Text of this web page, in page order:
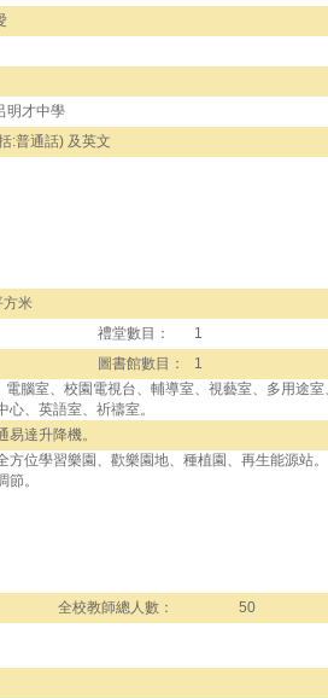
明才中學
:普通話) 及英文
方米
禮堂數目：
1
圖書館數目： 1
電腦室、校園電視台、輔導室、視藝室、多用途室
心、英語室、祈禱室。
易達升降機。
方位學習樂園、歡樂園地、種植園、再生能源站。
節。
全校教師總人數： 50